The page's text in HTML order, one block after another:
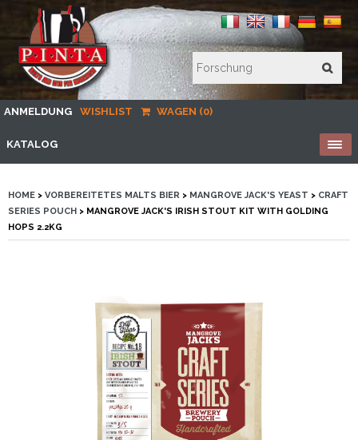
ANMELDUNG WISHLIST WAGEN (0)
KATALOG
HOME > VORBEREITETES MALTS BIER > MANGROVE JACK'S YEAST > CRAFT
SERIES POUCH > MANGROVE JACK'S IRISH STOUT KIT WITH GOLDING
HOPS 2.2KG